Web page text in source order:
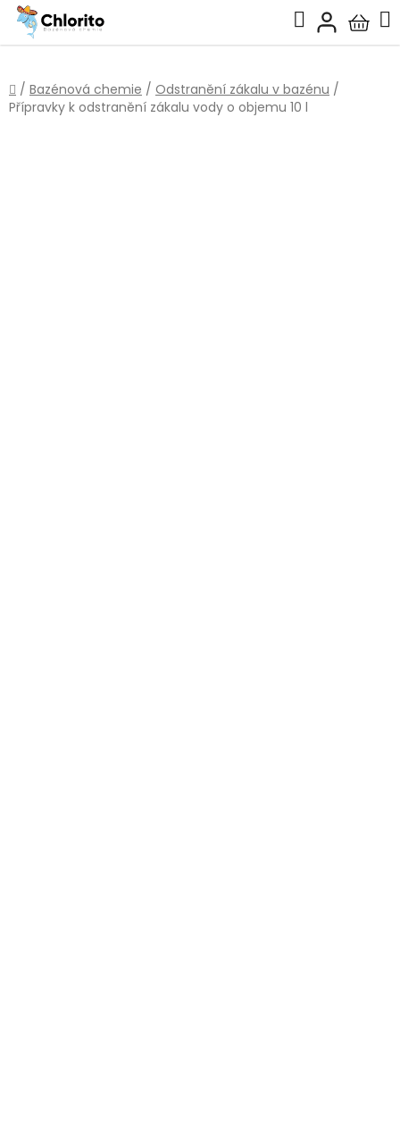
Přejít
obsah
Hledat
košík
Domů
/ Bazénová chemie / Odstranění zákalu v bazénu /
Přípravky k odstranění zákalu vody o objemu 10 l